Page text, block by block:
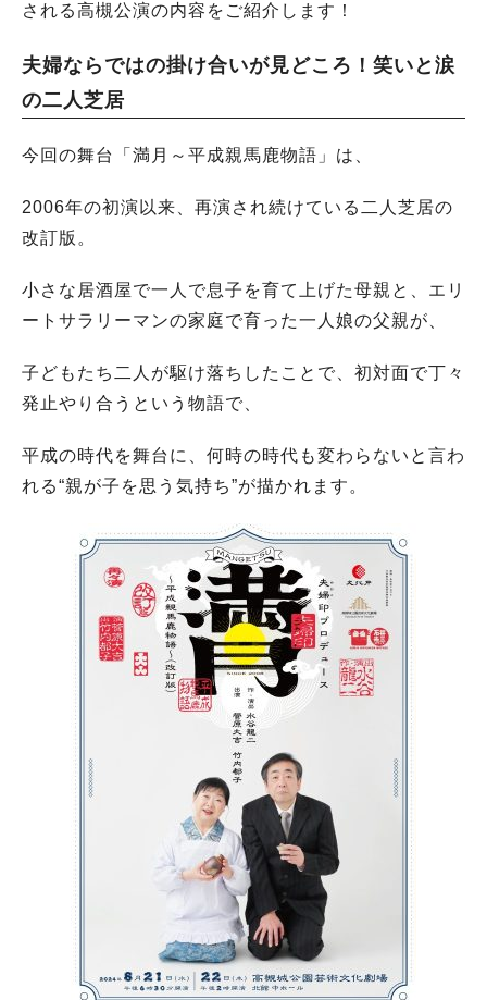
される高槻公演の内容をご紹介します！
夫婦ならではの掛け合いが見どころ！笑いと涙
の二人芝居
今回の舞台「満月～平成親馬鹿物語」は、
2006年の初演以来、再演され続けている二人芝居の
改訂版。
小さな居酒屋で一人で息子を育て上げた母親と、エリ
ートサラリーマンの家庭で育った一人娘の父親が、
子どもたち二人が駆け落ちしたことで、初対面で丁々
発止やり合うという物語で、
平成の時代を舞台に、何時の時代も変わらないと言わ
れる“親が子を思う気持ち”が描かれます。